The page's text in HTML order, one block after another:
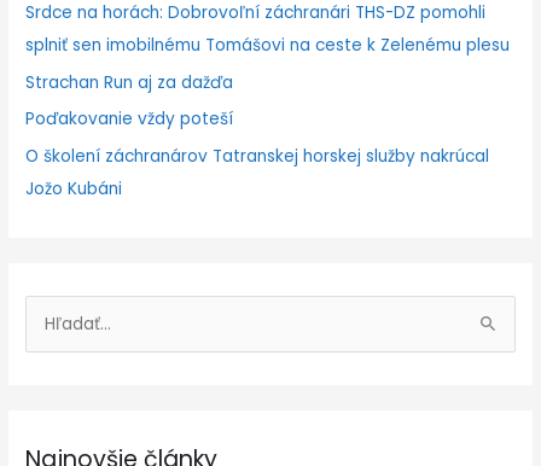
Srdce na horách: Dobrovoľní záchranári THS-DZ pomohli
splniť sen imobilnému Tomášovi na ceste k Zelenému plesu
Strachan Run aj za dažďa
Poďakovanie vždy poteší
O školení záchranárov Tatranskej horskej služby nakrúcal
Jožo Kubáni
y
a